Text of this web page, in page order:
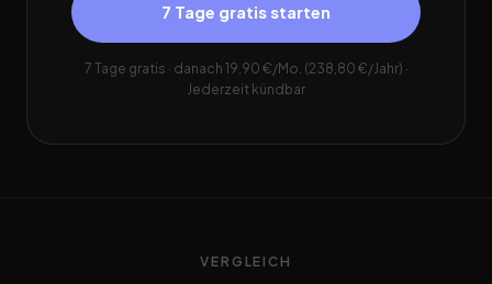
7 Tage gratis starten
7 Tage gratis · danach 19,90 €/Mo. (238,80 €/Jahr) ·
Jederzeit kündbar
VERGLEICH